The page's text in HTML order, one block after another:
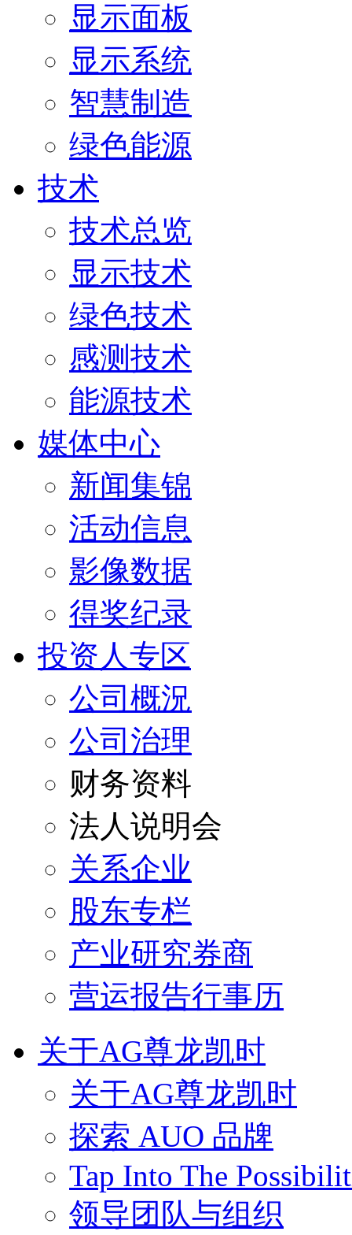
显示面板
显示系统
智慧制造
绿色能源
技术
技术总览
显示技术
绿色技术
感测技术
能源技术
媒体中心
新闻集锦
活动信息
影像数据
得奖纪录
投资人专区
公司概況
公司治理
财务资料
法人说明会
关系企业
股东专栏
产业研究券商
营运报告行事历
关于AG尊龙凯时
关于AG尊龙凯时
探索 AUO 品牌
Tap Into The
领导团队与组织